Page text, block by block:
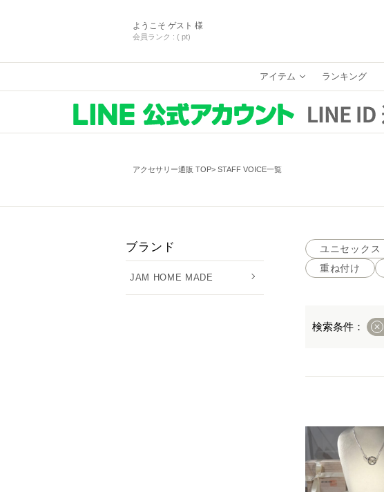
ようこそ ゲスト 様
会員ランク : ( pt)
アイテム ランキング
アクセサリー通販 TOP STAFF VOICE一覧
ブランド
JAM HOME MADE
ユニセックス
重ね付け